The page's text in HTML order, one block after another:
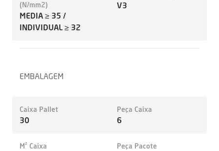
(N/mm2)
MEDIA ≥ 35 /
INDIVIDUAL ≥ 32
V3
EMBALAGEM
Caixa Pallet
30
Peça Caixa
6
M² Caixa Peça Pacote